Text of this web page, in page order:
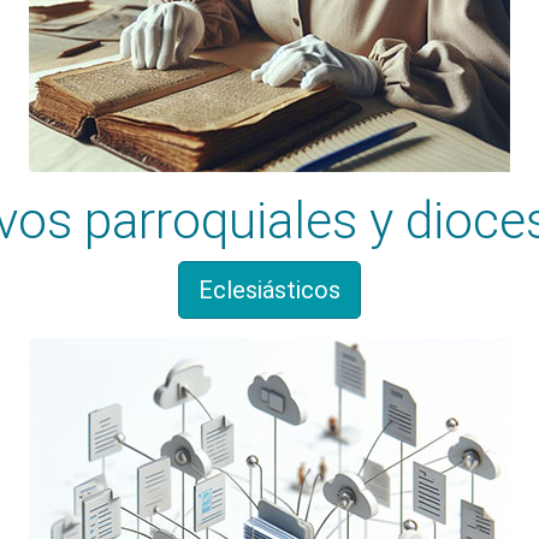
parroquiales y
Eclesiásticos